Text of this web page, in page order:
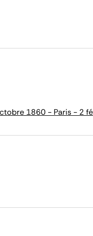
1860 - Paris - 2